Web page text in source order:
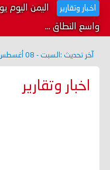
اخبار وتقارير اليمن اليوم
واسع النطاق ...
آخر تحديث : السبت - 08 أغسطس 2026 - 12:44 ص
اخبار وتقارير